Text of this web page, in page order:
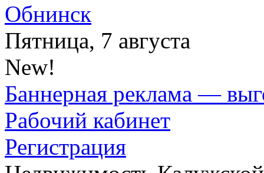
Обнинск
Пятница, 7 августа
New!
Баннерная реклама —
Рабочий кабинет
Регистрация